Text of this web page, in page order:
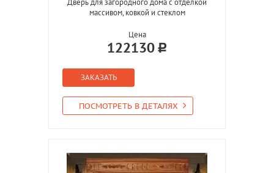
массивом, ковкой и стеклом
Цена
122130
ЗАКАЗАТЬ
ПОСМОТРЕТЬ В ДЕТАЛЯХ